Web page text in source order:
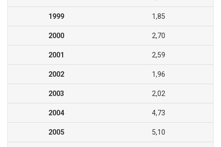
1999 1,85
2000 2,70
2001 2,59
2002 1,96
2003 2,02
2004 4,73
2005 5,10